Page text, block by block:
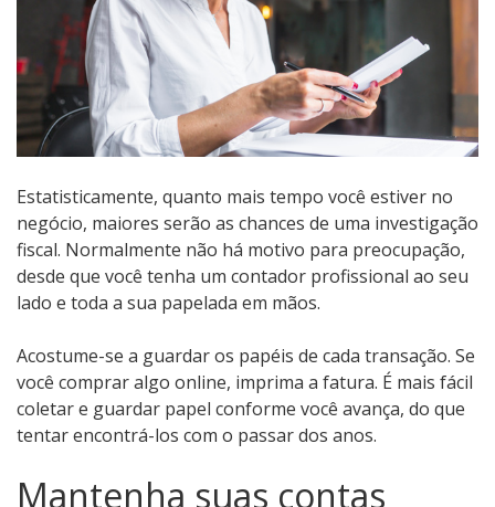
Estatisticamente, quanto mais tempo você estiver no
negócio, maiores serão as chances de uma investigação
fiscal. Normalmente não há motivo para preocupação,
desde que você tenha um contador profissional ao seu
lado e toda a sua papelada em mãos.
Acostume-se a guardar os papéis de cada transação. Se
você comprar algo online, imprima a fatura. É mais fácil
coletar e guardar papel conforme você avança, do que
tentar encontrá-los com o passar dos anos.
Mantenha suas contas